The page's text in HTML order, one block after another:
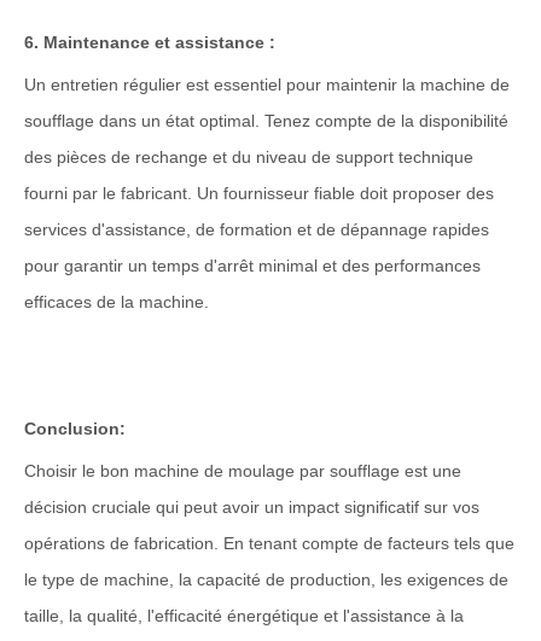
6. Maintenance et assistance :
Un entretien régulier est essentiel pour maintenir la machine de
soufflage dans un état optimal. Tenez compte de la disponibilité
des pièces de rechange et du niveau de support technique
fourni par le fabricant. Un fournisseur fiable doit proposer des
services d'assistance, de formation et de dépannage rapides
pour garantir un temps d'arrêt minimal et des performances
efficaces de la machine.
Conclusion:
Choisir le bon machine de moulage par soufflage est une
décision cruciale qui peut avoir un impact significatif sur vos
opérations de fabrication. En tenant compte de facteurs tels que
le type de machine, la capacité de production, les exigences de
taille, la qualité, l'efficacité énergétique et l'assistance à la